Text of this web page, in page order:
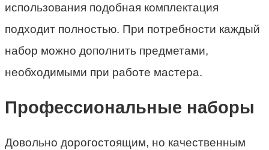
использования подобная комплектация
подходит полностью. При потребности каждый
набор можно дополнить предметами,
необходимыми при работе мастера.
Профессиональные наборы
Довольно дорогостоящим, но качественным